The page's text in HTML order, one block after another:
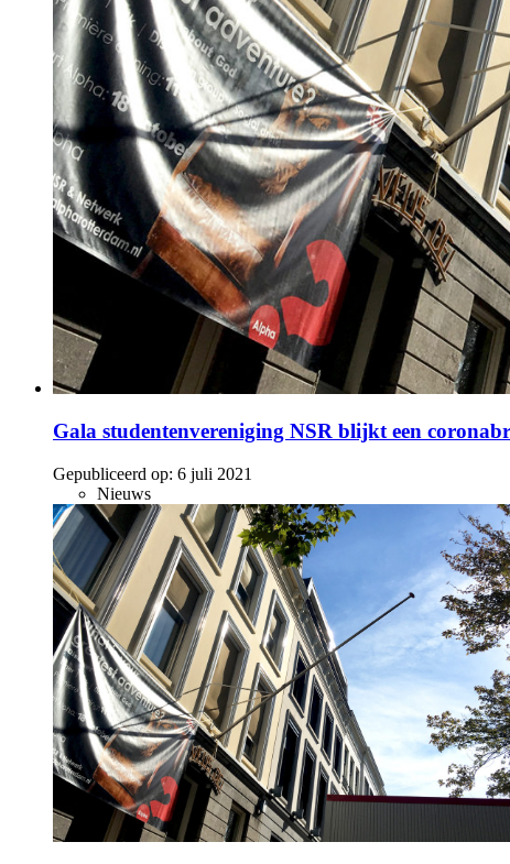
Gala studentenvereniging NSR blijkt een
Gepubliceerd op: 6 juli 2021
Nieuws